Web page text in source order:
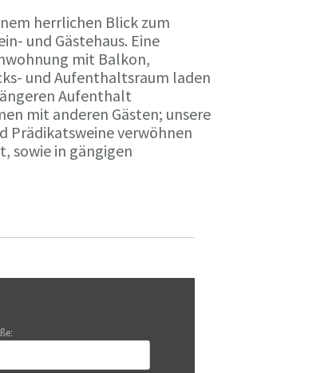
herrlichen Blick zum
und Gästehaus. Eine
mit Balkon,
und Aufenthaltsraum laden
Aufenthalt
mit anderen Gästen; unsere
Prädikatsweine verwöhnen
sowie in gängigen